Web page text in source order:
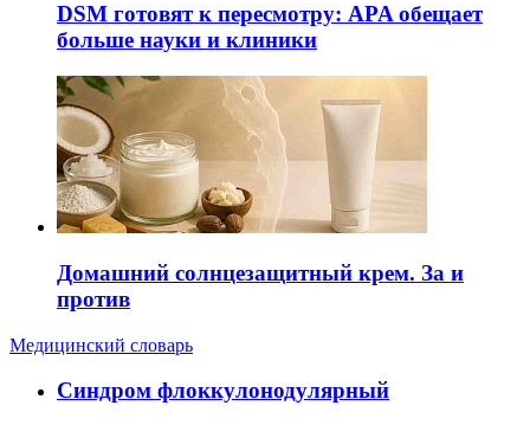
DSM готовят к пересмотру: APA обещает
больше науки и клиники
Домашний солнцезащитный крем. За и
против
Медицинский словарь
Cиндром флоккулонодулярный